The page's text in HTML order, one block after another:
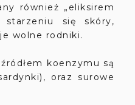
również „eliksirem
starzeniu się skóry,
wolne rodniki.
koenzymu są
oraz surowe